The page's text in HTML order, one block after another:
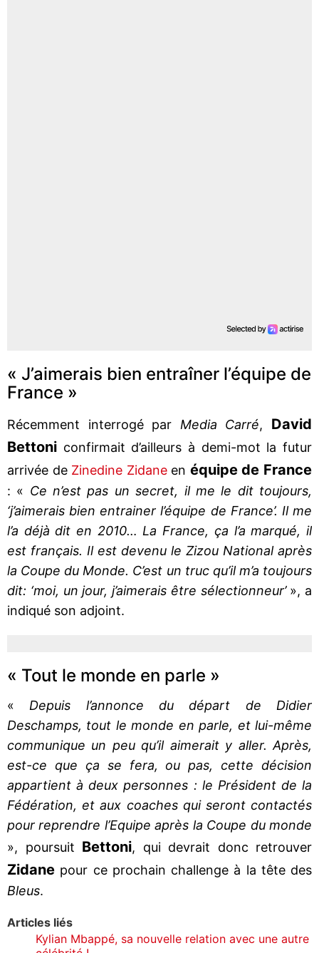
« J’aimerais bien entraîner l’équipe de
France »
Récemment interrogé par Media Carré, David
Bettoni confirmait d’ailleurs à demi-mot la futur
arrivée deZinedine Zidaneen équipe de France
: « Ce n’est pas un secret, il me le dit toujours,
‘j’aimerais bien entrainer l’équipe de France’. Il me
l’a déjà dit en 2010… La France, ça l’a marqué, il
est français. Il est devenu le Zizou National après
la Coupe du Monde. C’est un truc qu’il m’a toujours
dit: ‘moi, un jour, j’aimerais être sélectionneur’», a
indiqué son adjoint.
« Tout le monde en parle »
« Depuis l’annonce du départ de Didier
Deschamps, tout le monde en parle, et lui-même
communique un peu qu’il aimerait y aller. Après,
est-ce que ça se fera, ou pas, cette décision
appartient à deux personnes : le Président de la
Fédération, et aux coaches qui seront contactés
pour reprendre l’Equipe après la Coupe du monde
», poursuit Bettoni, qui devrait donc retrouver
Zidane pour ce prochain challenge à la tête des
Bleus.
Articles liés
Kylian Mbappé, sa nouvelle relation avec une autre